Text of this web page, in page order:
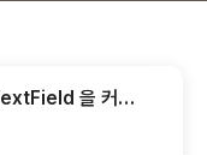
을 커스